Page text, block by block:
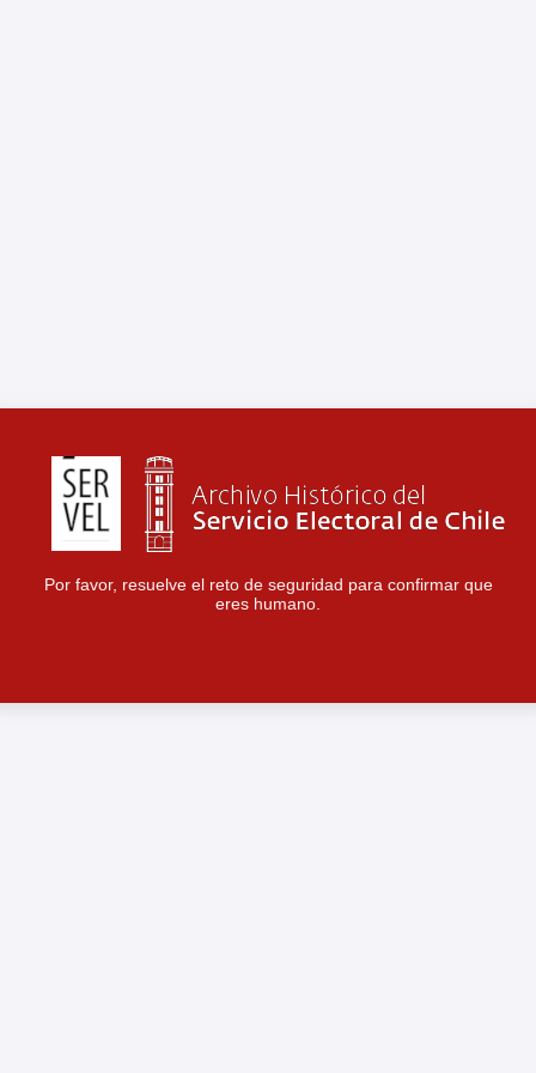
Por favor, resuelve el reto de seguridad para confirmar que
eres humano.